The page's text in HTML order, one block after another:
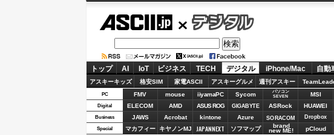
デジタル
トップ AI IoT ビジネス TECH デジタル iPhone/Mac 自動
アスキーキッズ 格安SIM 家電ASCII アスキーグルメ 週刊アスキー
PC FMV mouse iiyamaPC Sycom
パソコン
SEVEN
MSI
Digital ELECOM AMD ASUS ROG GIGABYTE ASRock HUAWEI
Business JAWS Acrobat kintone Azure SORACOM Dropbox
Special マカフィー キヤノンMJ JAPANNEXT ソフマップ brand
new ME! pCloud